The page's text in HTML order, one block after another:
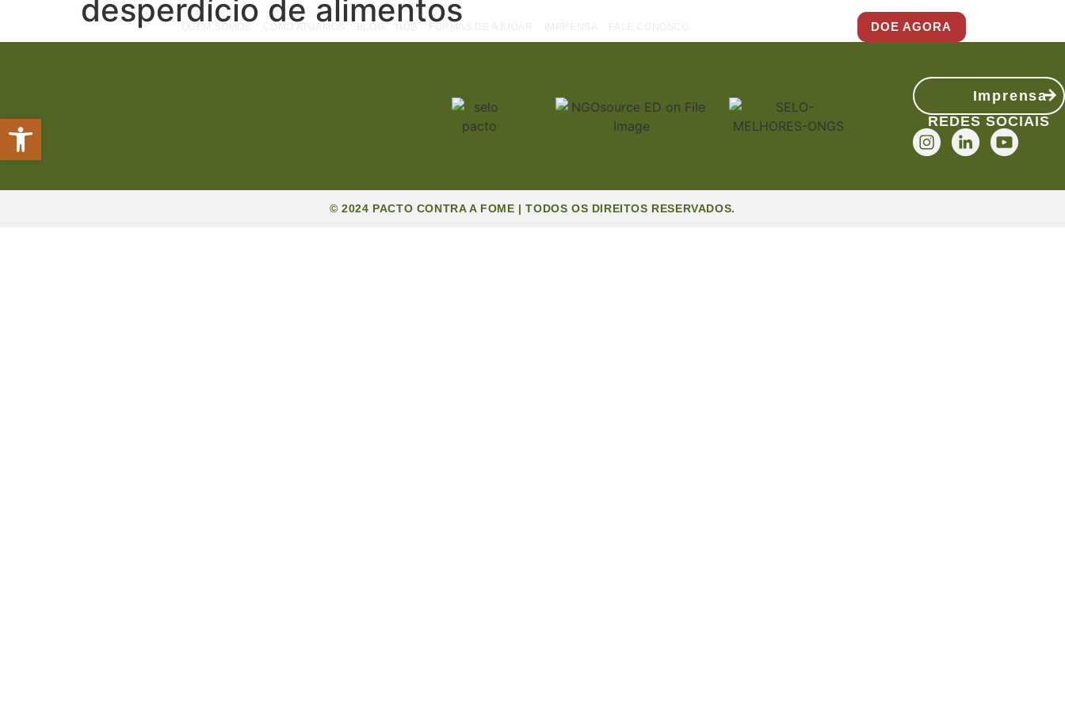
Abrir a barra de ferramentas
QUEM SOMOS COMO ATUAMOS BLOG HUB FORMAS DE AJUDAR IMPRENSA FALE CONOSCO DOE AGORA
desperdício de alimentos
Imprensa
REDES SOCIAIS
© 2024 PACTO CONTRA A FOME | TODOS OS DIREITOS RESERVADOS.